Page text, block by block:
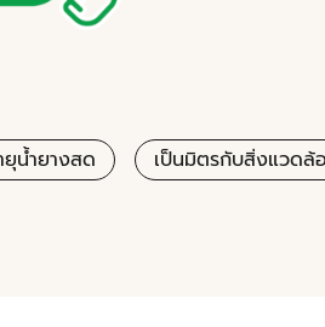
น้ำยางสด เป็นมิตรกับสิ่งแวดล้